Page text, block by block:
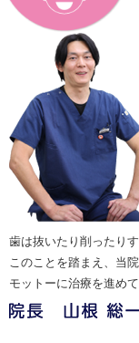
歯は抜いたり削ったり
このことを踏まえ、当
モットーに治療を進めて